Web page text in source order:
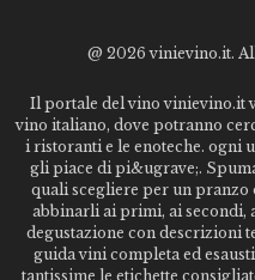
@ 2026 vinievino.it.
Il portale del vino vinievino.it
vino italiano, dove potranno
i ristoranti e le enoteche. ogni
gli piace di pi&ugrave;.
quali scegliere per un pranzo
abbinarli ai primi, ai secondi,
degustazione con descrizioni
guida vini completa ed
tantissime le etichette